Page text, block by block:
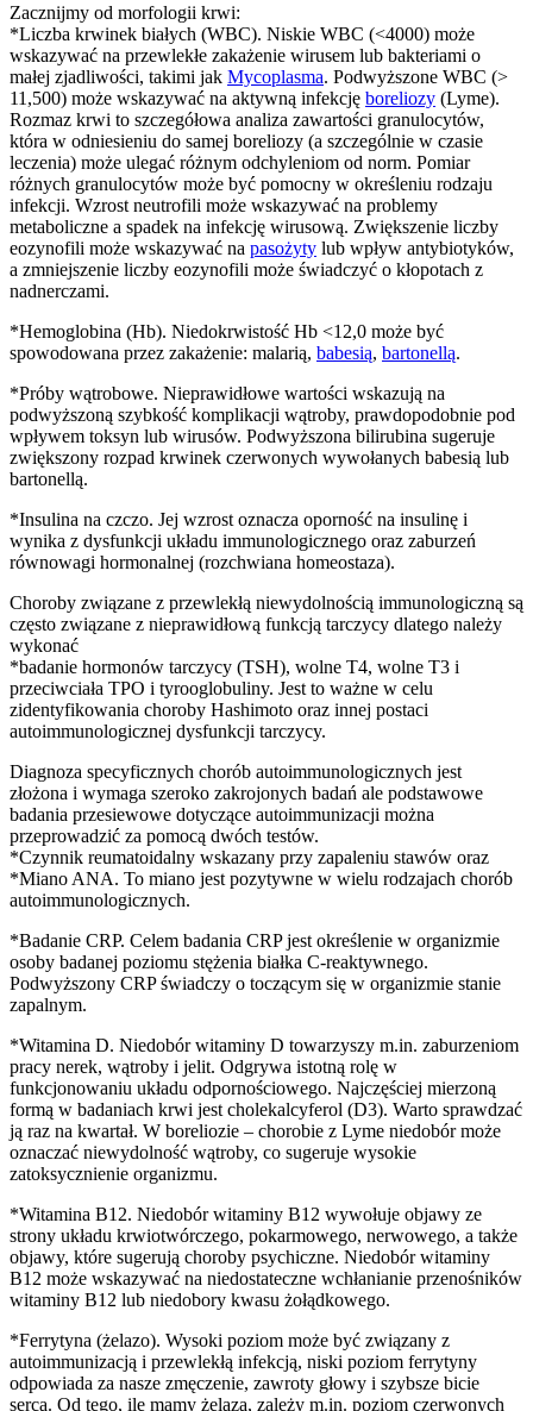
Zacznijmy od morfologii krwi:
*Liczba krwinek białych (WBC). Niskie WBC (<4000) może
wskazywać na przewlekłe zakażenie wirusem lub bakteriami o
małej zjadliwości, takimi jak Mycoplasma. Podwyższone WBC (>
11,500) może wskazywać na aktywną infekcję boreliozy (Lyme).
Rozmaz krwi to szczegółowa analiza zawartości granulocytów,
która w odniesieniu do samej boreliozy (a szczególnie w czasie
leczenia) może ulegać różnym odchyleniom od norm. Pomiar
różnych granulocytów może być pomocny w określeniu rodzaju
infekcji. Wzrost neutrofili może wskazywać na problemy
metaboliczne a spadek na infekcję wirusową. Zwiększenie liczby
eozynofili może wskazywać na pasożyty lub wpływ antybiotyków,
a zmniejszenie liczby eozynofili może świadczyć o kłopotach z
nadnerczami.
*Hemoglobina (Hb). Niedokrwistość Hb <12,0 może być
spowodowana przez zakażenie: malarią, babesią, bartonellą.
*Próby wątrobowe. Nieprawidłowe wartości wskazują na
podwyższoną szybkość komplikacji wątroby, prawdopodobnie pod
wpływem toksyn lub wirusów. Podwyższona bilirubina sugeruje
zwiększony rozpad krwinek czerwonych wywołanych babesią lub
bartonellą.
*Insulina na czczo. Jej wzrost oznacza oporność na insulinę i
wynika z dysfunkcji układu immunologicznego oraz zaburzeń
równowagi hormonalnej (rozchwiana homeostaza).
Choroby związane z przewlekłą niewydolnością immunologiczną są
często związane z nieprawidłową funkcją tarczycy dlatego należy
wykonać
*badanie hormonów tarczycy (TSH), wolne T4, wolne T3 i
przeciwciała TPO i tyrooglobuliny. Jest to ważne w celu
zidentyfikowania choroby Hashimoto oraz innej postaci
autoimmunologicznej dysfunkcji tarczycy.
Diagnoza specyficznych chorób autoimmunologicznych jest
złożona i wymaga szeroko zakrojonych badań ale podstawowe
badania przesiewowe dotyczące autoimmunizacji można
przeprowadzić za pomocą dwóch testów.
*Czynnik reumatoidalny wskazany przy zapaleniu stawów oraz
*Miano ANA. To miano jest pozytywne w wielu rodzajach chorób
autoimmunologicznych.
*Badanie CRP. Celem badania CRP jest określenie w organizmie
osoby badanej poziomu stężenia białka C-reaktywnego.
Podwyższony CRP świadczy o toczącym się w organizmie stanie
zapalnym.
*Witamina D. Niedobór witaminy D towarzyszy m.in. zaburzeniom
pracy nerek, wątroby i jelit. Odgrywa istotną rolę w
funkcjonowaniu układu odpornościowego. Najczęściej mierzoną
formą w badaniach krwi jest cholekalcyferol (D3). Warto sprawdzać
ją raz na kwartał. W boreliozie – chorobie z Lyme niedobór może
oznaczać niewydolność wątroby, co sugeruje wysokie
zatoksycznienie organizmu.
*Witamina B12. Niedobór witaminy B12 wywołuje objawy ze
strony układu krwiotwórczego, pokarmowego, nerwowego, a także
objawy, które sugerują choroby psychiczne. Niedobór witaminy
B12 może wskazywać na niedostateczne wchłanianie przenośników
witaminy B12 lub niedobory kwasu żołądkowego.
*Ferrytyna (żelazo). Wysoki poziom może być związany z
autoimmunizacją i przewlekłą infekcją, niski poziom ferrytyny
odpowiada za nasze zmęczenie, zawroty głowy i szybsze bicie
serca. Od tego, ile mamy żelaza, zależy m.in. poziom czerwonych